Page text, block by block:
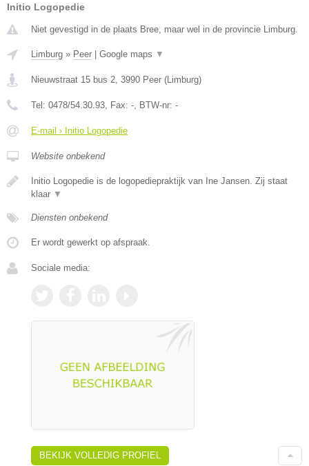
Initio Logopedie
Niet gevestigd in de plaats Bree, maar wel in de provincie Limburg.
Limburg » Peer | Google maps ▼
Nieuwstraat 15 bus 2 3990 Peer (Limburg)
Tel: 0478/54.30.93 , Fax: - , BTW-nr: -
E-mail › Initio Logopedie
Website onbekend
Initio Logopedie is de logopediepraktijk van Ine Jansen. Zij staat
klaar ▼
Diensten onbekend
Er wordt gewerkt op afspraak.
Sociale media:
BEKIJK VOLLEDIG PROFIEL